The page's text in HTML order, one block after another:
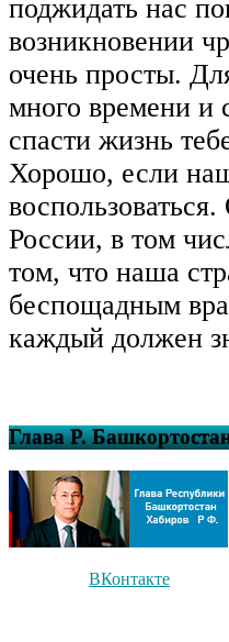
поджидать нас
возникновении
очень просты.
много времени и
спасти жизнь
Хорошо, если
России, в том
том, что наша
беспощадным
каждый должен
Глава Р.
ВКонтакте